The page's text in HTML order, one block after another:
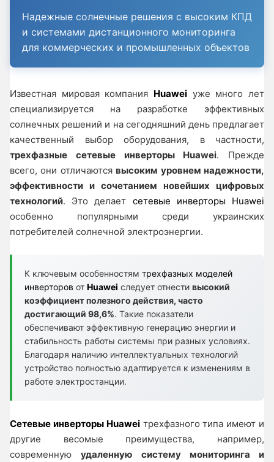
Надежные солнечные решения с высоким КПД
и системами дистанционного мониторинга
для коммерческих и промышленных объектов
Известная мировая компания Huawei уже много лет
специализируется на разработке эффективных
солнечных решений и на сегодняшний день предлагает
качественный выбор оборудования, в частности,
трехфазные сетевые инверторы Huawei. Прежде
всего, они отличаются высоким уровнем надежности,
эффективности и сочетанием новейших цифровых
технологий. Это делает сетевые инверторы Huawei
особенно популярными среди украинских
потребителей солнечной электроэнергии.
К ключевым особенностям трехфазных моделей
инверторов от Huawei следует отнести высокий
коэффициент полезного действия, часто
достигающий 98,6%. Такие показатели
обеспечивают эффективную генерацию энергии и
стабильность работы системы при разных условиях.
Благодаря наличию интеллектуальных технологий
устройство полностью адаптируется к изменениям в
работе электростанции.
Сетевые инверторы Huaweiтрехфазного типа имеют и
другие весомые преимущества, например,
современнуюудаленную систему мониторинга и